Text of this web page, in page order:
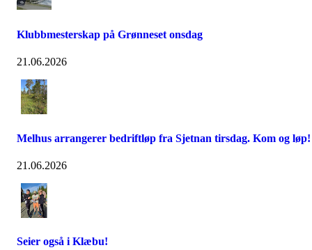
Klubbmesterskap på Grønneset onsdag
21.06.2026
Melhus arrangerer bedriftløp fra Sjetnan tirsdag. Kom og løp!
21.06.2026
Seier også i Klæbu!